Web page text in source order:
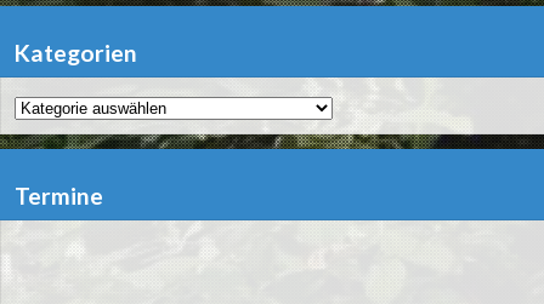
Kategorien
Kategorien
Termine